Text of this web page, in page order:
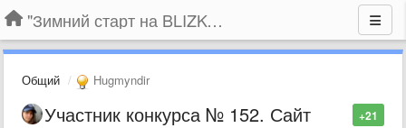
"Зимний старт на BLIZKO.ru". Конкурс компаний
Общий Hugmyndir
+21
Участник конкурса № 152. Сайт